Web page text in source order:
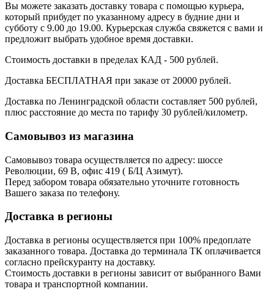
Вы можете заказать доставку товара с помощью курьера,
который прибудет по указанному адресу в будние дни и
субботу с 9.00 до 19.00. Курьерская служба свяжется с вами и
предложит выбрать удобное время доставки.
Стоимость доставки в пределах КАД - 500 рублей.
Доставка БЕСПЛАТНАЯ при заказе от 20000 рублей.
Доставка по Ленинградской области составляет 500 рублей,
плюс расстояние до места по тарифу 30 рублей/километр.
Самовывоз из магазина
Самовывоз товара осуществляется по адресу: шоссе
Революции, 69 В, офис 419 ( Б/Ц Азимут).
Перед забором товара обязательно уточните готовность
Вашего заказа по телефону.
Доставка в регионы
Доставка в регионы осуществляется при 100% предоплате
заказанного товара. Доставка до терминала ТК оплачивается
согласно прейскуранту на доставку.
Стоимость доставки в регионы зависит от выбранного Вами
товара и транспортной компании.